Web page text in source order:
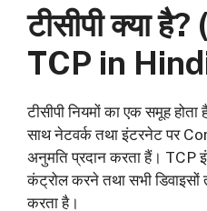
टीसीपी क्या है? (
TCP in
टीसीपी नियमों का एक समूह
साथ नेटवर्क तथा इंटरनेट पर
अनुमति प्रदान करता हैं। TCP
कंट्रोल करने तथा सभी
करता है।